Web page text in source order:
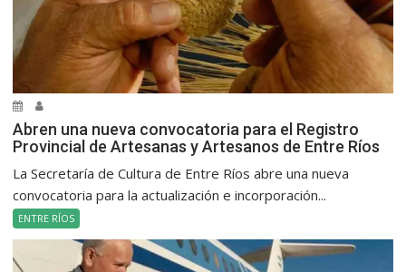
Abren una nueva convocatoria para el Registro
Provincial de Artesanas y Artesanos de Entre Ríos
La Secretaría de Cultura de Entre Ríos abre una nueva
convocatoria para la actualización e incorporación...
ENTRE RÍOS